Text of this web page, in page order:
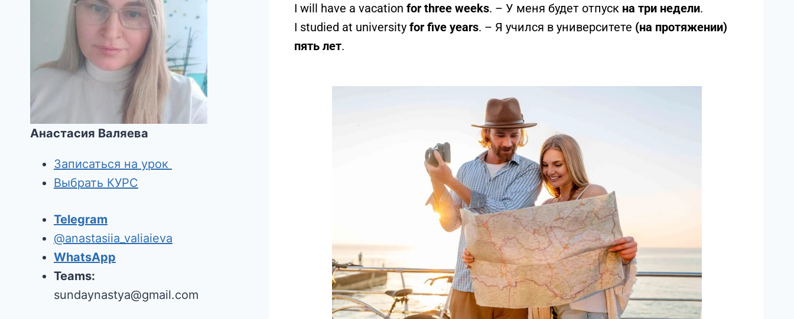
I will have a vacation for three weeks. – У меня будет отпуск на три недели.
I studied at universityfor five years. – Я учился в университете (на протяжении)
пять лет.
Анастасия Валяева
Записаться на урок
Выбрать КУРС
Telegram
@anastasiia_valiaieva
WhatsApp
Teams:
sundaynastya@gmail.com